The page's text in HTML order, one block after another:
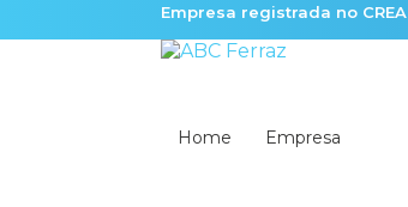
Empresa registrada no CREA
Home Empresa